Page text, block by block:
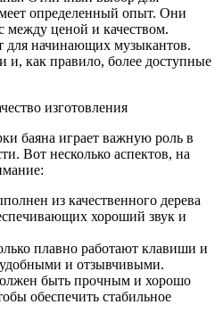
определенный опыт. Они
между ценой и качеством.
для начинающих музыкантов.
как правило, более доступные
изготовления
баяна играет важную роль в
Вот несколько аспектов, на
из качественного дерева
хороший звук и
плавно работают клавиши и
и отзывчивыми.
быть прочным и хорошо
обеспечить стабильное